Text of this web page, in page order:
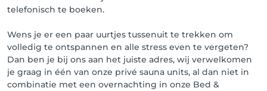
gebracht (uitzonderingen kunnen gemaakt worden
* No show: er wordt 100% van de geboekte afspraak
in rekening gebracht.
* Kom je wel op tijd naar je afspraak, dan kan je
gewoon je afspraak betalen in het salon met cash of
via Bancontact.
telefonisch te boeken.
Wens je er een paar uurtjes tussenuit te trekken om
volledig te ontspannen en alle stress even te vergeten?
Dan ben je bij ons aan het juiste adres, wij verwelkomen
je graag in één van onze privé sauna units, al dan niet in
combinatie met een overnachting in onze Bed &